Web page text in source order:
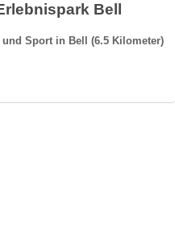
Bell
und Sport in Bell (6.5 Kilometer)